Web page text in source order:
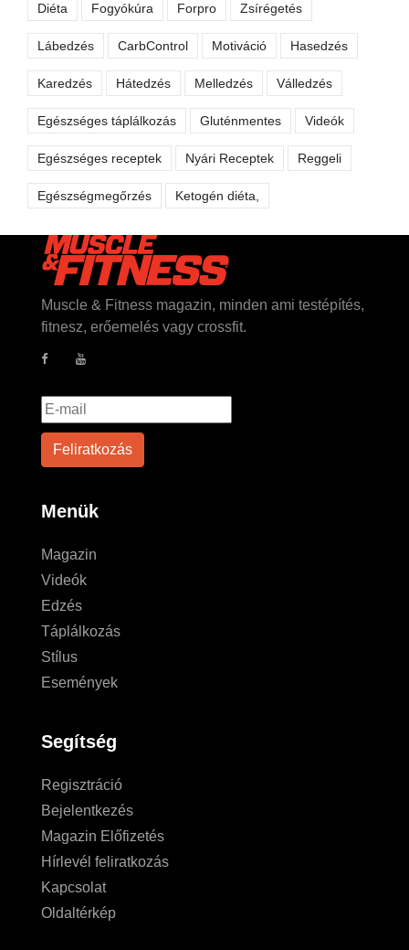
Diéta Fogyókúra Forpro Zsírégetés
Lábedzés CarbControl Motiváció Hasedzés
Karedzés Hátedzés Melledzés Válledzés
Egészséges táplálkozás Gluténmentes Videók
Egészséges receptek Nyári Receptek Reggeli
Egészségmegőrzés Ketogén diéta,
Muscle & Fitness magazin, minden ami testépítés,
fitnesz, erőemelés vagy crossfit.
Menük
Magazin
Videók
Edzés
Táplálkozás
Stílus
Események
Segítség
Regisztráció
Bejelentkezés
Magazin Előfizetés
Hírlevél feliratkozás
Kapcsolat
Oldaltérkép